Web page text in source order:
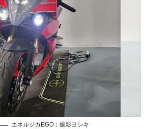
エネルジカEGO：撮影ヨシキ